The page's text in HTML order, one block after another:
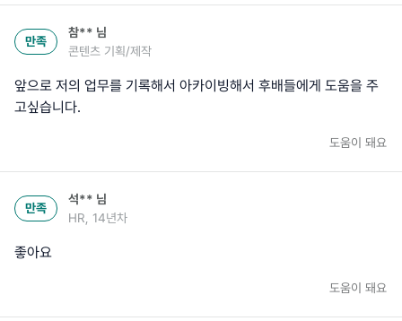
만족
참** 님
콘텐츠 기획/제작
앞으로 저의 업무를 기록해서 아카이빙해서 후배들에게 도움을 주
고싶습니다.
도움이 돼요
만족
석** 님
HR, 14년차
좋아요
도움이 돼요